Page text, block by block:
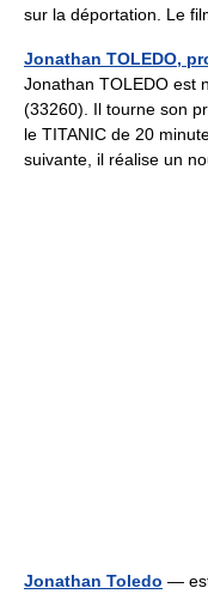
sur la déportation. Le
Jonathan TOLEDO,
Jonathan TOLEDO est
(33260). Il tourne son
le TITANIC de 20
suivante, il réalise un
Jonathan Toledo —